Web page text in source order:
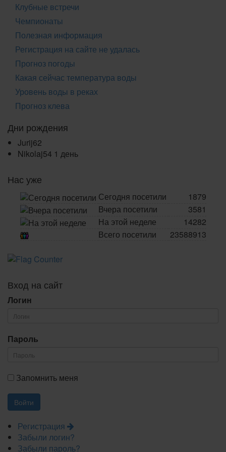
Клубные встречи
Чемпионаты
Полезная информация
Регистрация на сайте не удалась
Прогноз погоды
Какая сейчас температура воды
Уровень воды в реках
Прогноз клева
Дни рождения
Jurij62
Nikolaj54 1 день
Нас уже
Сегодня посетили
1879
Вчера посетили
3581
На этой неделе
14282
Всего посетили
23588913
Вход на сайт
Логин
Пароль
Запомнить меня
Регистрация
Забыли логин?
Забыли пароль?